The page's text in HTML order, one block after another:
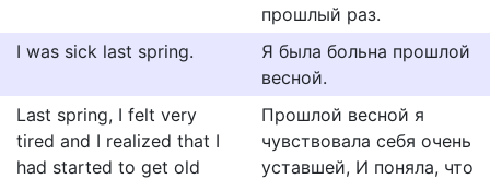
прошлый раз.
I was sick last spring.
Я была больна прошлой
весной.
Last spring, I felt very
tired and I realized that I
had started to get old
Прошлой весной я
чувствовала себя очень
уставшей, И поняла, что